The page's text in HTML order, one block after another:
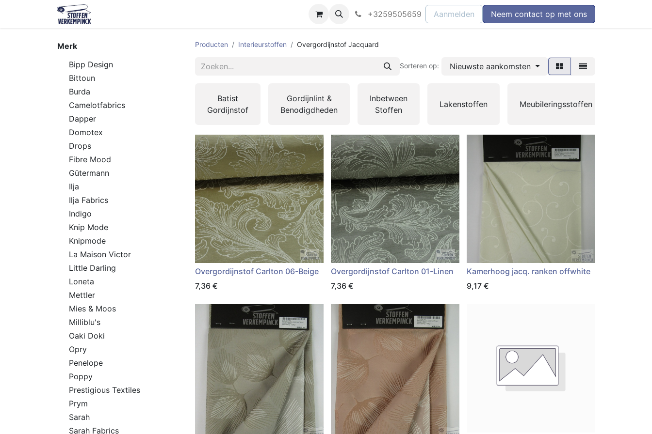
+3259505659 Aanmelden Neem contact op met ons
Merk
Bipp Design
Bittoun
Burda
Camelotfabrics
Dapper
Domotex
Drops
Fibre Mood
Gütermann
Ilja
Ilja Fabrics
Indigo
Knip Mode
Knipmode
La Maison Victor
Little Darling
Loneta
Mettler
Mies & Moos
Milliblu's
Oaki Doki
Opry
Penelope
Poppy
Prestigious Textiles
Prym
Sarah
Sarah Fabrics
Producten Interieurstoffen Overgordijnstof Jacquard
Sorteren op: Nieuwste aankomsten
Batist
Gordijnstof
Gordijnlint &
Benodigdheden
Inbetween
Stoffen
Lakenstoffen Meubileringsstoffen
Overgordijnstof Carlton 06-Beige
7,36 €
Overgordijnstof Carlton 01-Linen
7,36 €
Kamerhoog jacq. ranken offwhite
9,17 €